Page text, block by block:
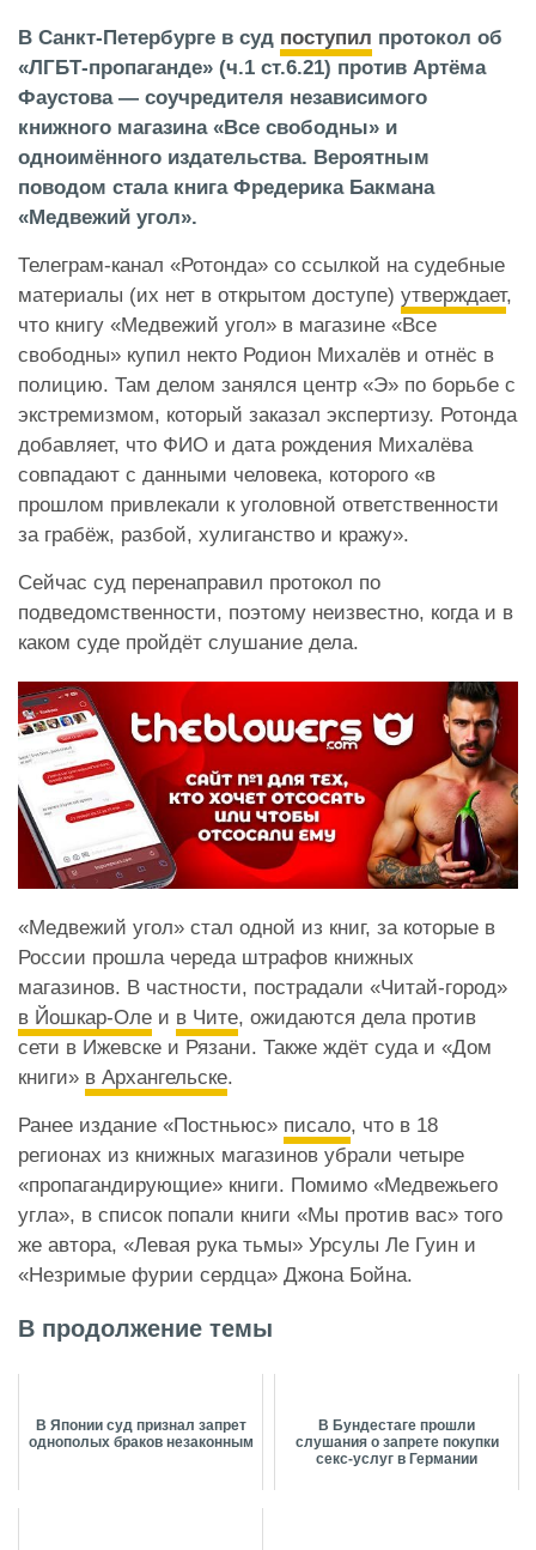
В Санкт-Петербурге в суд поступил протокол об
«ЛГБТ-пропаганде» (ч.1 ст.6.21) против Артёма
Фаустова — соучредителя независимого
книжного магазина «Все свободны» и
одноимённого издательства. Вероятным
поводом стала книга Фредерика Бакмана
«Медвежий угол».
Телеграм-канал «Ротонда» со ссылкой на судебные
материалы (их нет в открытом доступе) утверждает,
что книгу «Медвежий угол» в магазине «Все
свободны» купил некто Родион Михалёв и отнёс в
полицию. Там делом занялся центр «Э» по борьбе с
экстремизмом, который заказал экспертизу. Ротонда
добавляет, что ФИО и дата рождения Михалёва
совпадают с данными человека, которого «в
прошлом привлекали к уголовной ответственности
за грабёж, разбой, хулиганство и кражу».
Сейчас суд перенаправил протокол по
подведомственности, поэтому неизвестно, когда и в
каком суде пройдёт слушание дела.
«Медвежий угол» стал одной из книг, за которые в
России прошла череда штрафов книжных
магазинов. В частности, пострадали «Читай-город»
в Йошкар-Оле и в Чите, ожидаются дела против
сети в Ижевске и Рязани. Также ждёт суда и «Дом
книги» в Архангельске.
Ранее издание «Постньюс» писало, что в 18
регионах из книжных магазинов убрали четыре
«пропагандирующие» книги. Помимо «Медвежьего
угла», в список попали книги «Мы против вас» того
же автора, «Левая рука тьмы» Урсулы Ле Гуин и
«Незримые фурии сердца» Джона Бойна.
В продолжение темы
В Японии суд признал запрет
однополых браков незаконным
В Бундестаге прошли
слушания о запрете покупки
секс-услуг в Германии